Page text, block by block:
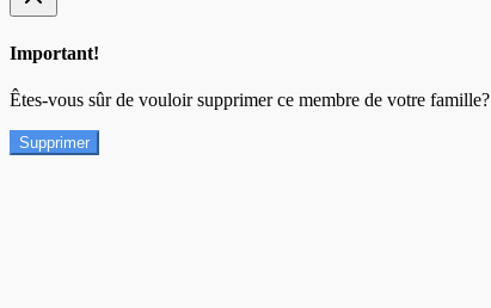
Important!
Êtes-vous sûr de vouloir supprimer ce membre de votre famille?
Supprimer